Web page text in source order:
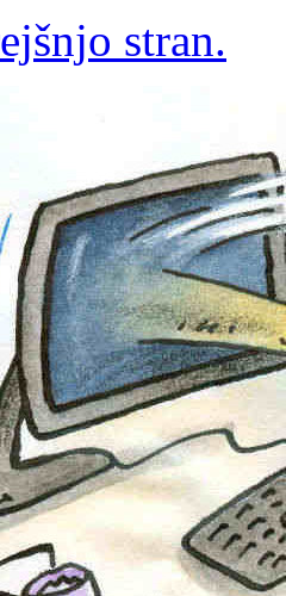
stran.